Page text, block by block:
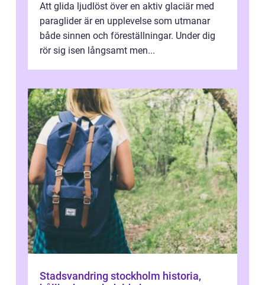
Att glida ljudlöst över en aktiv glaciär med
paraglider är en upplevelse som utmanar
både sinnen och föreställningar. Under dig
rör sig isen långsamt men...
Stadsvandring stockholm historia,